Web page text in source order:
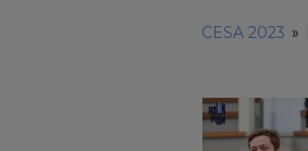
CESA 2023 »